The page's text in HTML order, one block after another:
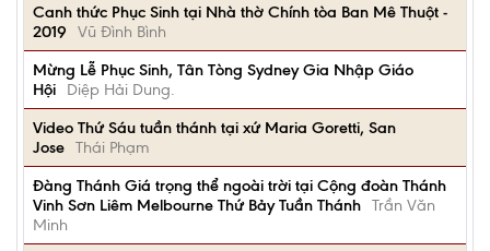
Canh thức Phục Sinh tại Nhà thờ Chính tòa Ban Mê Thuột -
2019
Vũ Đình Bình
Mừng Lễ Phục Sinh, Tân Tòng Sydney Gia Nhập Giáo
Hội
Diệp Hải Dung.
Video Thứ Sáu tuần thánh tại xứ Maria Goretti, San
Jose Thái Phạm
Đàng Thánh Giá trọng thể ngoài trời tại Cộng đoàn Thánh
Vinh Sơn Liêm Melbourne Thứ Bảy Tuần Thánh Trần Văn
Minh